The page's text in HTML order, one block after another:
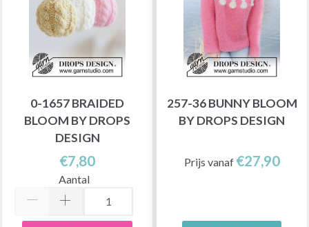
0-1657 BRAIDED
BLOOM BY DROPS
DESIGN
€7,80
Aantal
257-36 BUNNY BLOOM
BY DROPS DESIGN
Prijs vanaf €27,90